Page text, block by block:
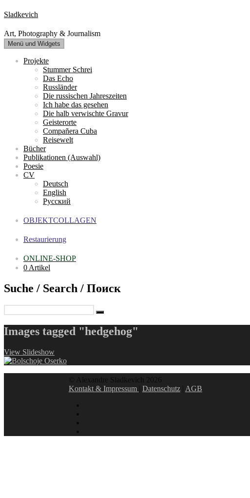
Zum
Inhalt
springen
Sladkevich
Art, Photography & Journalism
Menü und Widgets
Projekte
Stummer Schrei
Das Echo
Russländer
Die russischen Jahreszeiten
Ich habe das gesehen
Die halb verwischte Gravur
Geisterorte
Compañera Cuba
Reisewelt
Bücher
Publikationen (Auswahl)
Poesie
CV
Deutsch
English
Русский
OBJEKTCOLLAGEN
Restaurierung
ONLINE-SHOP
0 Artikel
Suche / Search / Поиск
Images tagged "hedgehog"
View Slideshow
Kontakt & Impressum
Datenschutz| AGB